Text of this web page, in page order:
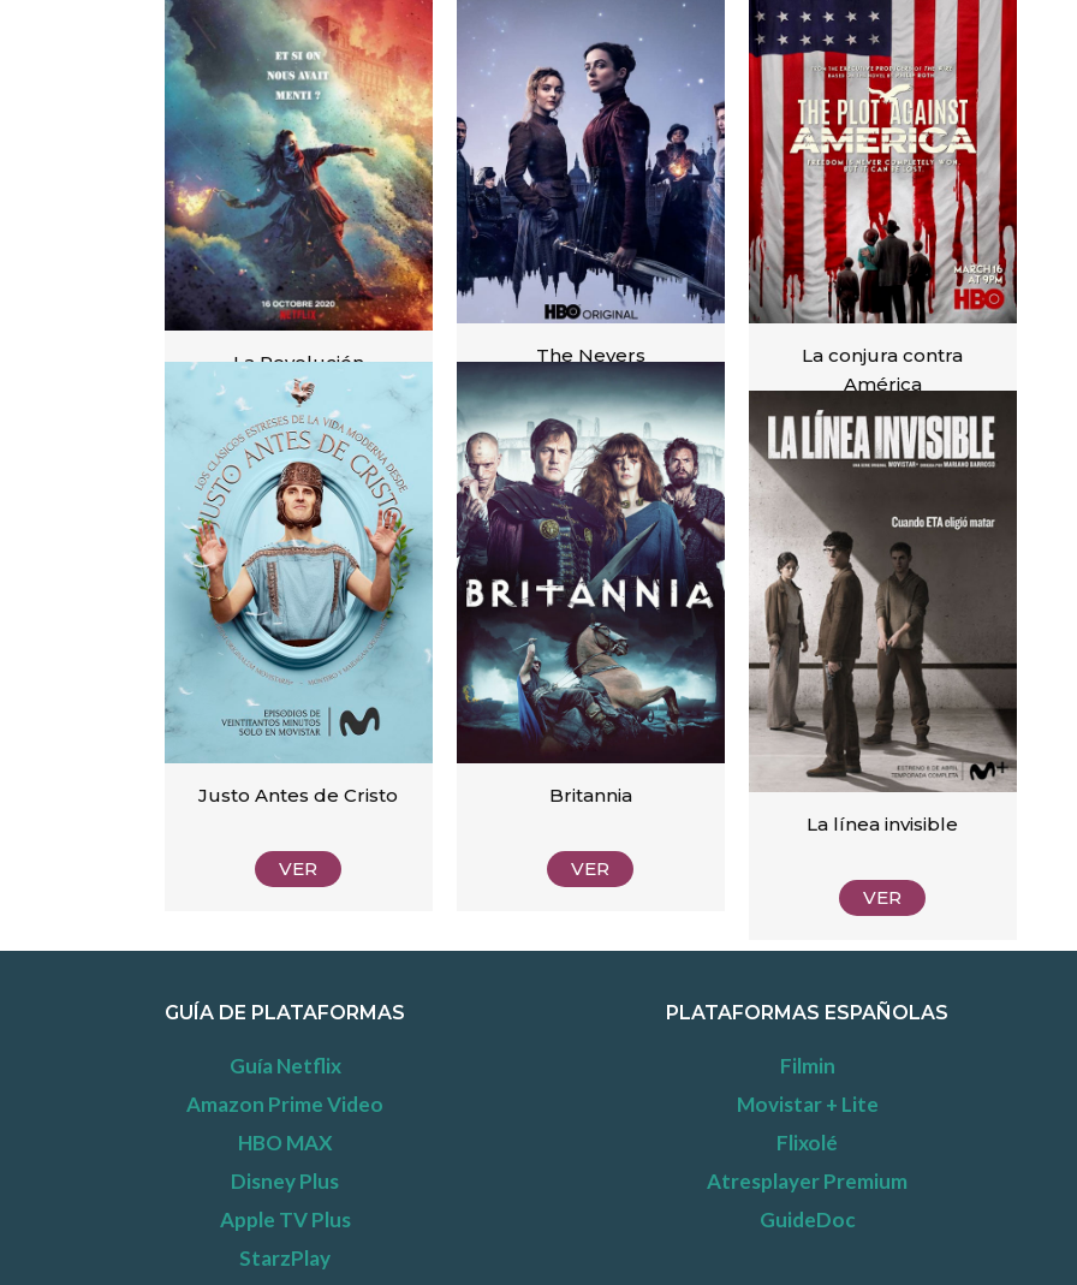
La Revolución
VER
The Nevers
VER
La conjura contra
América
VER
Justo Antes de Cristo
VER
Britannia
VER
La línea invisible
VER
GUÍA DE PLATAFORMAS
Guía Netflix
Amazon Prime Video
HBO MAX
Disney Plus
Apple TV Plus
StarzPlay
PLATAFORMAS ESPAÑOLAS
Filmin
Movistar + Lite
Flixolé
Atresplayer Premium
GuideDoc